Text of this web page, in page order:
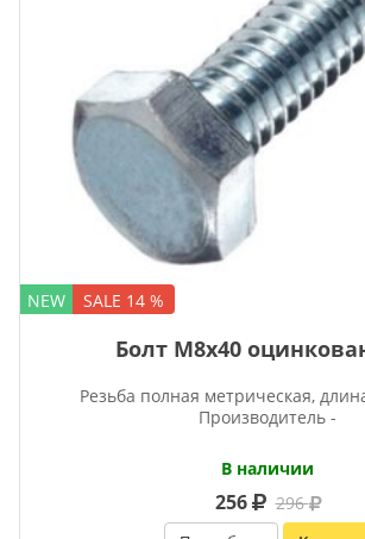
NEW SALE 14 %
Болт М8х40
Резьба полная метрическая,
Производитель -
В наличии
256 296